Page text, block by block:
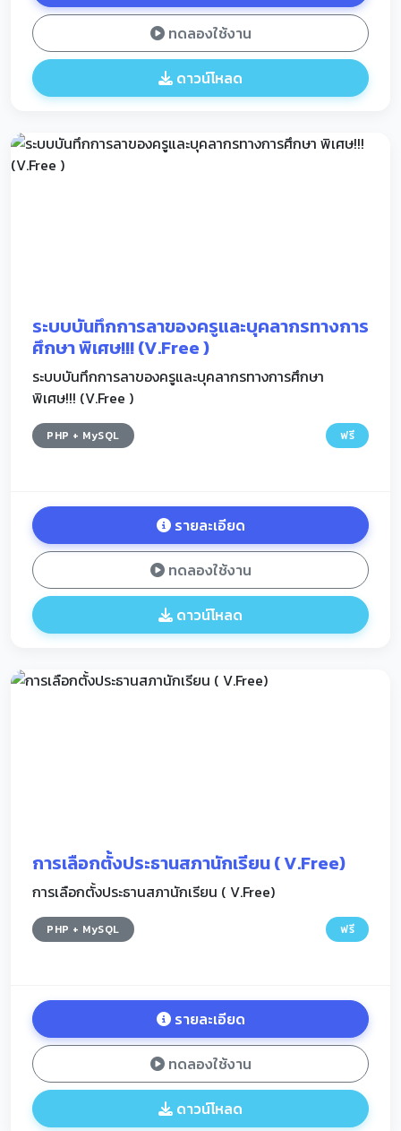
ทดลองใช้งาน
ดาวน์โหลด
ระบบบันทึกการลาของครูและบุคลากรทางการ
ศึกษา พิเศษ!!! (V.Free )
ระบบบันทึกการลาของครูและบุคลากรทางการศึกษา
พิเศษ!!! (V.Free )
PHP + MySQL ฟรี
รายละเอียด
ทดลองใช้งาน
ดาวน์โหลด
การเลือกตั้งประธานสภานักเรียน ( V.Free)
การเลือกตั้งประธานสภานักเรียน ( V.Free)
PHP + MySQL ฟรี
รายละเอียด
ทดลองใช้งาน
ดาวน์โหลด